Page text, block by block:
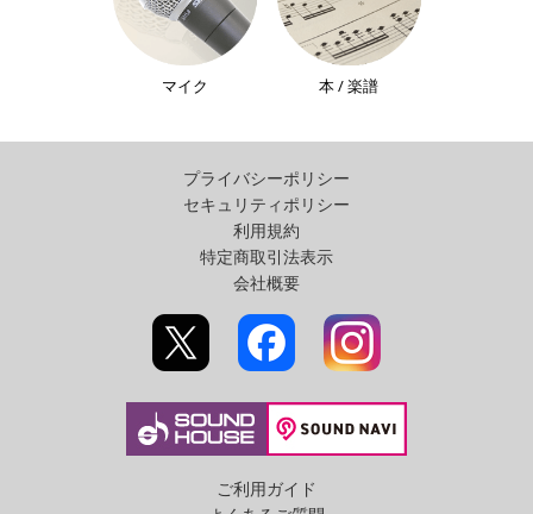
マイク 本 / 楽譜
プライバシーポリシー
セキュリティポリシー
利用規約
特定商取引法表示
会社概要
ご利用ガイド